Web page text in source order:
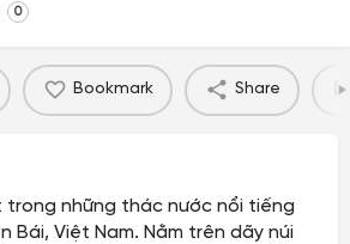
0
Bookmark Share
những thác nước nổi tiếng
Bái, Việt Nam. Nằm trên dãy núi